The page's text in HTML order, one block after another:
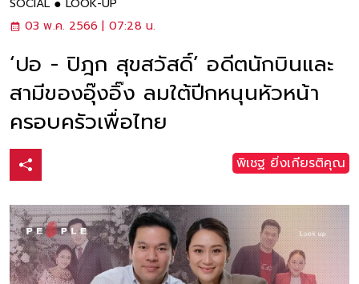
SOCIAL
LOOK-UP
03 พ.ค. 2566 | 07:28 น.
‘ปอ - ปิฎก สุขสวัสดิ์’ อดีตนักบินและ
สามีของอุ๊งอิ๊ง ลมใต้ปีกหนุนหัวหน้า
ครอบครัวเพื่อไทย
พิเชฐ ยิ่งเกียรติคุณ